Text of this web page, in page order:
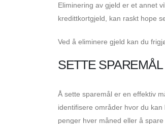
Eliminering av gjeld er et annet
kredittkortgjeld, kan raskt hope
Ved å eliminere gjeld kan du
SETTE SPAREMÅL
Å sette sparemål er en effektiv
identifisere områder hvor du
penger hver måned eller å